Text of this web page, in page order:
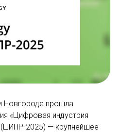
Новгороде прошла
«Цифровая индустрия
2025) — крупнейшее